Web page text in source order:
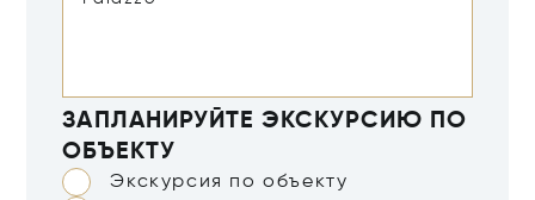
ЗАПЛАНИРУЙТЕ ЭКСКУРСИЮ ПО
ОБЪЕКТУ
Экскурсия по объекту